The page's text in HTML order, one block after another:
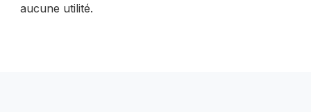
aucune utilité.